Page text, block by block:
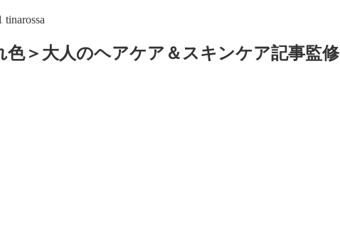
tinarossa
色＞大人のヘアケア＆スキンケア記事監修